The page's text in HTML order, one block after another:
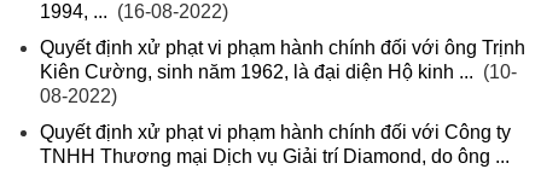
1994, ... (16-08-2022)
Quyết định xử phạt vi phạm hành chính đối với ông Trịnh
Kiên Cường, sinh năm 1962, là đại diện Hộ kinh ... (10-
08-2022)
Quyết định xử phạt vi phạm hành chính đối với Công ty
TNHH Thương mại Dịch vụ Giải trí Diamond, do ông ...